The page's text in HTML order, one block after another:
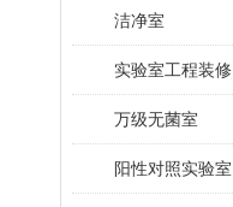
洁净室
实验室工程装修
万级无菌室
阳性对照实验室